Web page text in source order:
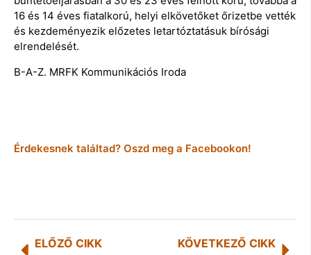
16 és 14 éves fiatalkorú, helyi elkövetőket őrizetbe vették
és kezdeményezik előzetes letartóztatásuk bírósági
elrendelését.
B-A-Z. MRFK Kommunikációs Iroda
Érdekesnek találtad? Oszd meg a Facebookon!
ELŐZŐ CIKK KÖVETKEZŐ CIKK